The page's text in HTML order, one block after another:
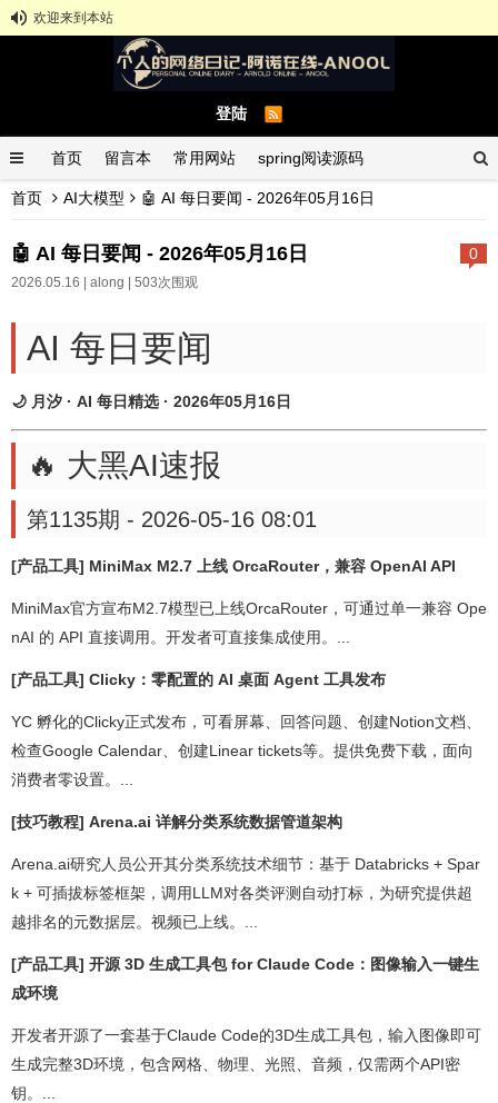
欢迎来到本站
登陆
首页 留言本 常用网站 spring阅读源码
spring示例demo GitHub中文排行榜
首页 AI大模型 🤖 AI 每日要闻 - 2026年05月16日
0
🤖 AI 每日要闻 - 2026年05月16日
2026.05.16 | along | 503次围观
AI 每日要闻
🌙 月汐 · AI 每日精选 · 2026年05月16日
🔥 大黑AI速报
第1135期 - 2026-05-16 08:01
[产品工具] MiniMax M2.7 上线 OrcaRouter，兼容 OpenAI API
MiniMax官方宣布M2.7模型已上线OrcaRouter，可通过单一兼容 Ope
nAI 的 API 直接调用。开发者可直接集成使用。...
[产品工具] Clicky：零配置的 AI 桌面 Agent 工具发布
YC 孵化的Clicky正式发布，可看屏幕、回答问题、创建Notion文档、
检查Google Calendar、创建Linear tickets等。提供免费下载，面向
消费者零设置。...
[技巧教程] Arena.ai 详解分类系统数据管道架构
Arena.ai研究人员公开其分类系统技术细节：基于 Databricks + Spar
k + 可插拔标签框架，调用LLM对各类评测自动打标，为研究提供超
越排名的元数据层。视频已上线。...
[产品工具] 开源 3D 生成工具包 for Claude Code：图像输入一键生
成环境
开发者开源了一套基于Claude Code的3D生成工具包，输入图像即可
生成完整3D环境，包含网格、物理、光照、音频，仅需两个API密
钥。...